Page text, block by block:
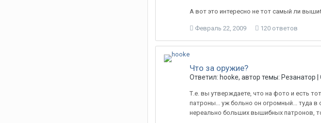
А вот это интересно не тот самый ли
Февраль 22, 2009 120 ответов
Что за оружие?
Ответил: hooke, автор темы: Резанатор |
Т.е. вы утверждаете, что на фото и есть
патроны... уж больно он огромный... туда
нереально больших вышибных патронов,